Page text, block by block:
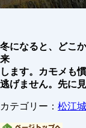
冬になると、どこ
来
します。カモメも
逃げません。先に
カテゴリー： 松江